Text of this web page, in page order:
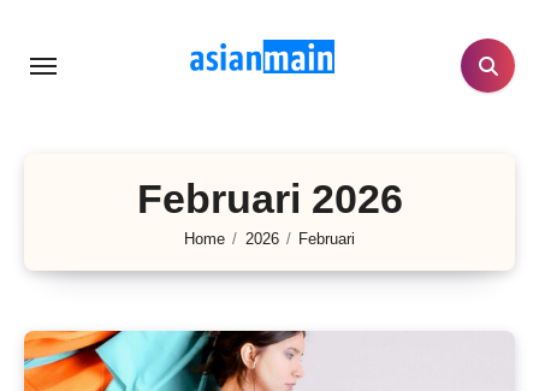
Februari 2026
Home 2026 Februari